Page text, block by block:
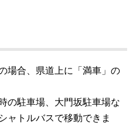
場合、県道上に「満車」の
の駐車場、大門坂駐車場な
ャトルバスで移動できま